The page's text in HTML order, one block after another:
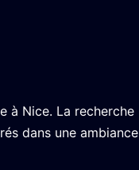
à Nice. La recherche
dans une ambiance